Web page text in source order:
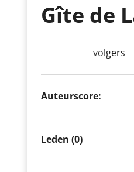
volgers
Auteurscore:
Leden (0)